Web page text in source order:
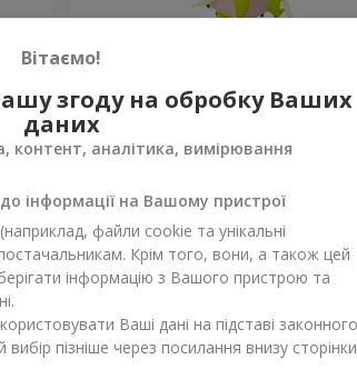
1 058 грн
Вітаємо!
згоду на обробку Ваших
даних
контент, аналітика, вимірювання
інформації на Вашому пристрої
файли cookie та унікальні
Крім того, вони, а також цей
інформацію з Вашого пристрою та
Ваші дані на підставі законного
пізніше через посилання внизу